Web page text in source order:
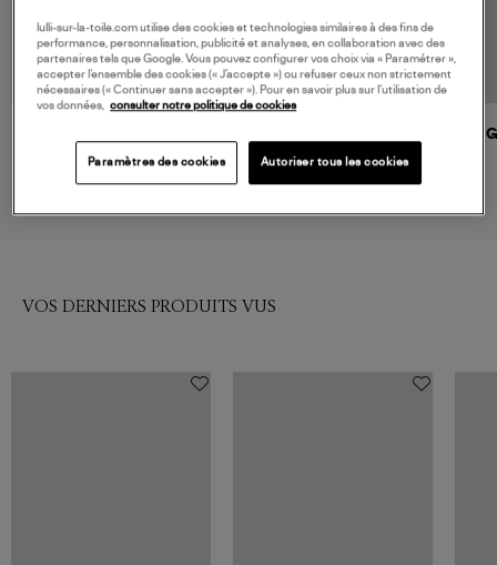
Collier Lulu Jade Collier Puka 19
VOS DERNIERS PRODUITS VUS
lulli-sur-la-toile.com utilise des cookies et technologies similaires à des fins de
performance, personnalisation, publicité et analyses, en collaboration avec des
partenaires tels que Google. Vous pouvez configurer vos choix via « Paramétrer »,
accepter l’ensemble des cookies (« J’accepte ») ou refuser ceux non strictement
nécessaires (« Continuer sans accepter »). Pour en savoir plus sur l’utilisation de
vos données,
consulter notre politique de cookies
Paramètres des cookies Autoriser tous les cookies